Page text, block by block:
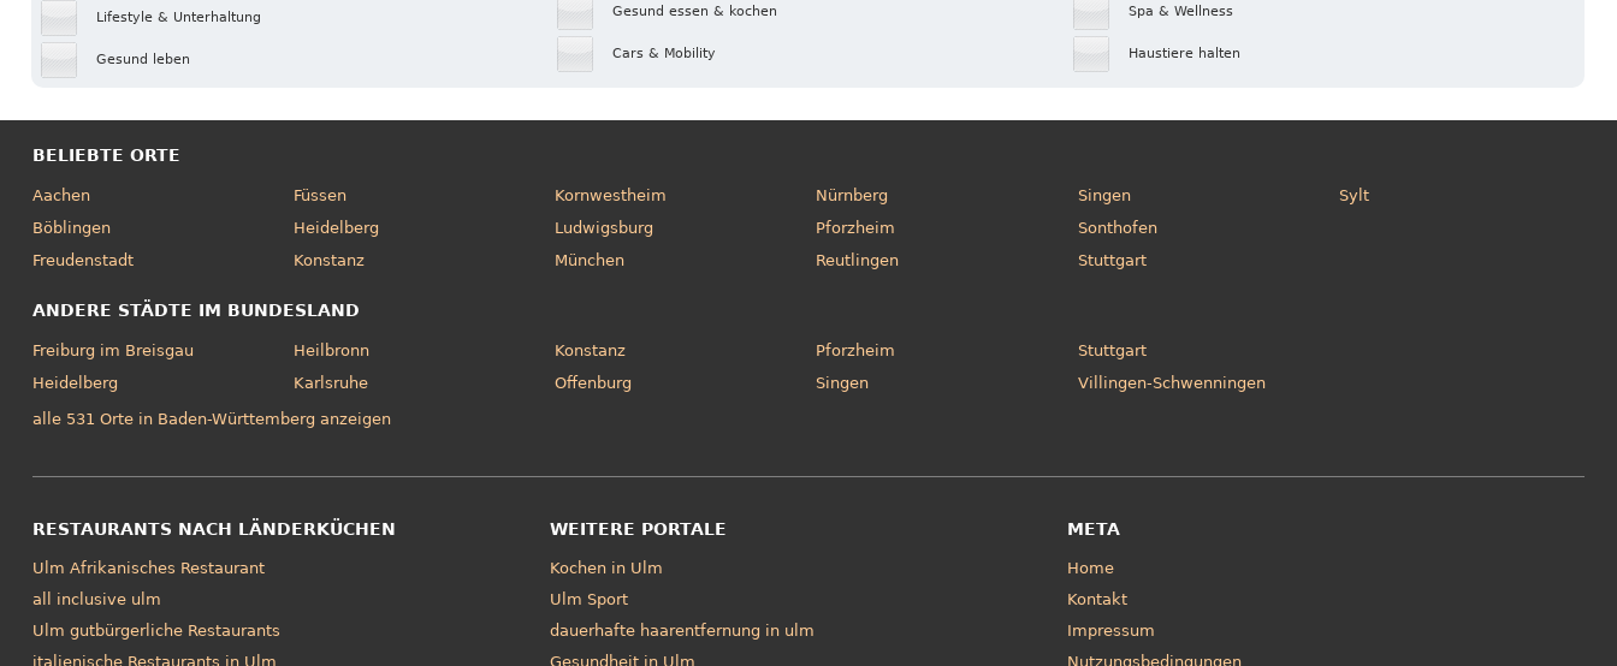
Lifestyle & Unterhaltung
Gesund leben
Gesund essen & kochen
Cars & Mobility
Spa & Wellness
Haustiere halten
BELIEBTE ORTE
Aachen
Böblingen
Freudenstadt
Füssen
Heidelberg
Konstanz
Kornwestheim
Ludwigsburg
München
Nürnberg
Pforzheim
Reutlingen
Singen
Sonthofen
Stuttgart
Sylt
ANDERE STÄDTE IM BUNDESLAND
Freiburg im Breisgau
Heidelberg
Heilbronn
Karlsruhe
Konstanz
Offenburg
Pforzheim
Singen
Stuttgart
Villingen-Schwenningen
alle 531 Orte in Baden-Württemberg anzeigen
RESTAURANTS NACH LÄNDERKÜCHEN
Ulm Afrikanisches Restaurant
all inclusive ulm
Ulm gutbürgerliche Restaurants
italienische Restaurants in Ulm
WEITERE PORTALE
Kochen in Ulm
Ulm Sport
dauerhafte haarentfernung in ulm
Gesundheit in Ulm
META
Home
Kontakt
Impressum
Nutzungsbedingungen